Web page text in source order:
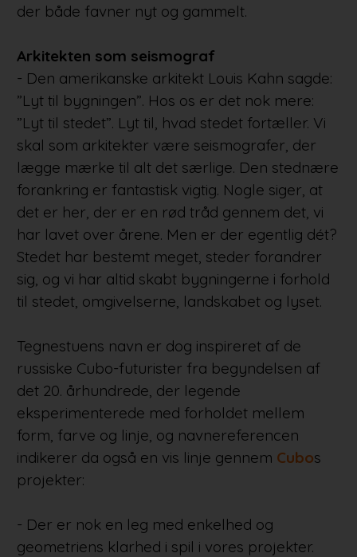
der både favner nyt og gammelt.
Arkitekten som seismograf
- Den amerikanske arkitekt Louis Kahn sagde:
”Lyt til bygningen”. Hos os er det nok mere:
”Lyt til stedet”. Lyt til, hvad stedet fortæller. Vi
skal som arkitekter være seismografer, der
lægge mærke til alt det særlige. Den stednære
forankring er fantastisk vigtig. Nogle siger, at
det er her, der er en rød tråd gennem det, vi
har lavet over årene. Men er der egentlig dét?
Stedet har bestemt meget, steder forandrer
sig, og vi har altid skabt bygningerne i forhold
til stedet, omgivelserne, landskabet og lyset.
Tegnestuens navn er dog inspireret af de
russiske Cubo-futurister fra begyndelsen af
det 20. århundrede, der legende
eksperimenterede med forholdet mellem
form, farve og linje, og navnereferencen
indikerer da også en vis linje gennem Cubos
projekter:
- Der er nok en leg med enkelhed og
geometriens klarhed i spil i vores projekter.